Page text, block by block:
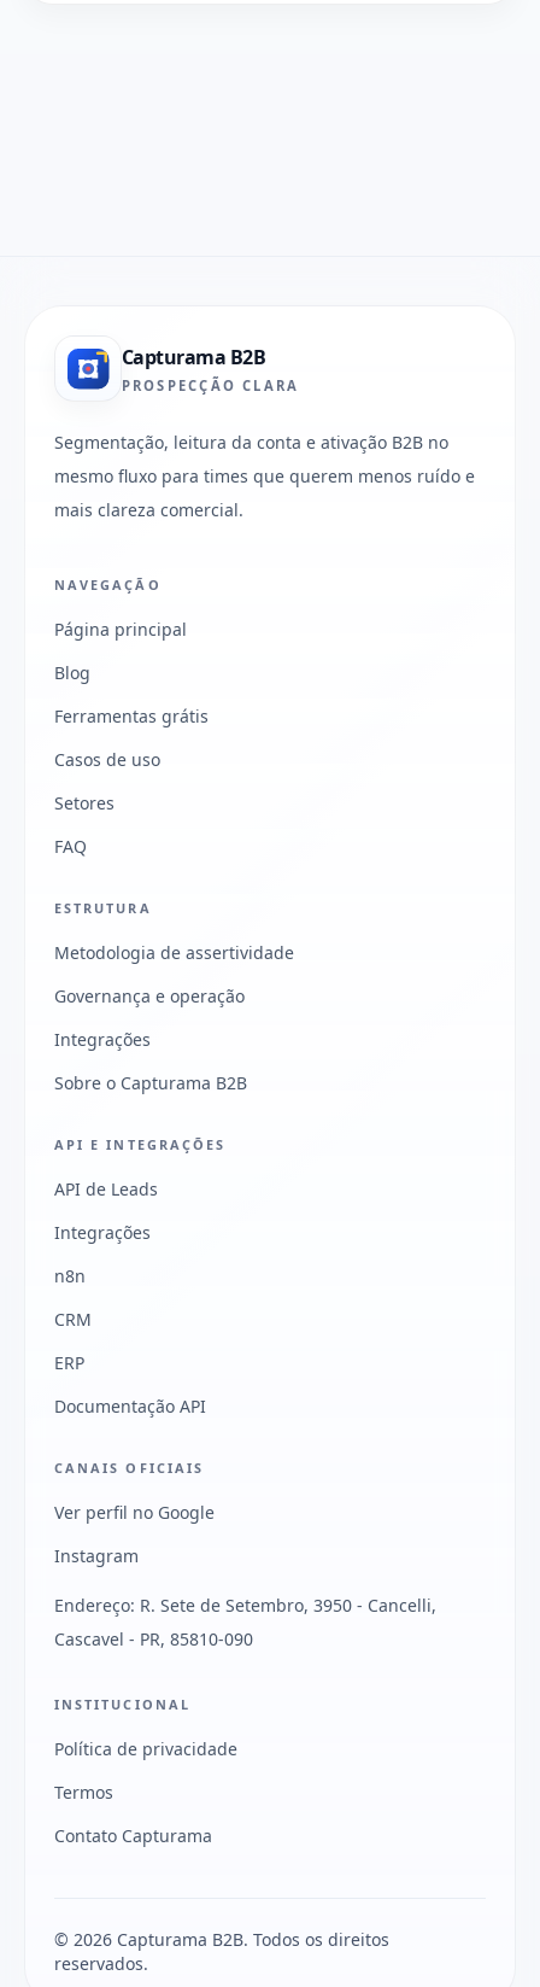
Capturama B2B
PROSPECÇÃO CLARA
Segmentação, leitura da conta e ativação B2B no
mesmo fluxo para times que querem menos ruído e
mais clareza comercial.
NAVEGAÇÃO
Página principal
Blog
Ferramentas grátis
Casos de uso
Setores
FAQ
ESTRUTURA
Metodologia de assertividade
Governança e operação
Integrações
Sobre o Capturama B2B
API E INTEGRAÇÕES
API de Leads
Integrações
n8n
CRM
ERP
Documentação API
CANAIS OFICIAIS
Ver perfil no Google
Instagram
Endereço: R. Sete de Setembro, 3950 - Cancelli,
Cascavel - PR, 85810-090
INSTITUCIONAL
Política de privacidade
Termos
Contato Capturama
© 2026 Capturama B2B. Todos os direitos
reservados.